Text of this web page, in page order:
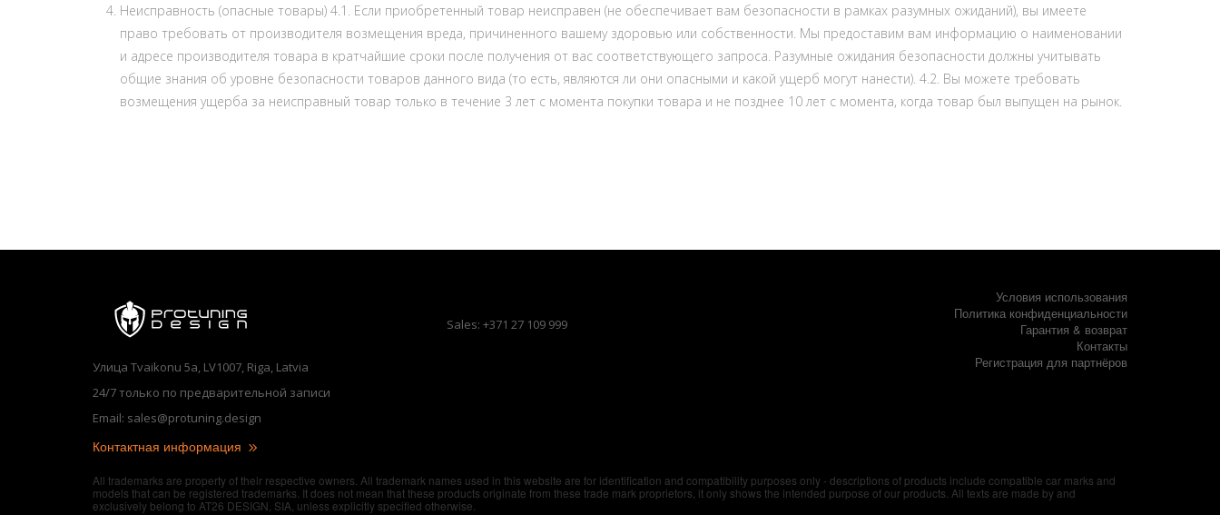
Неисправность (опасные товары) 4.1. Если приобретенный товар неисправен (не обеспечивает вам безопасности в рамках разумных ожиданий), вы имеете
право требовать от производителя возмещения вреда, причиненного вашему здоровью или собственности. Мы предоставим вам информацию о наименовании
и адресе производителя товара в кратчайшие сроки после получения от вас соответствующего запроса. Разумные ожидания безопасности должны учитывать
общие знания об уровне безопасности товаров данного вида (то есть, являются ли они опасными и какой ущерб могут нанести). 4.2. Вы можете требовать
возмещения ущерба за неисправный товар только в течение 3 лет с момента покупки товара и не позднее 10 лет с момента, когда товар был выпущен на рынок.
Улица Tvaikonu 5a, LV1007, Riga, Latvia
24/7 только по предварительной записи
Email: sales@protuning.design
Контактная информация
Sales: +371 27 109 999
Условия использования
Политика конфиденциальности
Гарантия & возврат
Контакты
Регистрация для партнёров
All trademarks are property of their respective owners. All trademark names used in this website are for identification and compatibility purposes only - descriptions of products include compatible car marks and
models that can be registered trademarks. It does not mean that these products originate from these trade mark proprietors, it only shows the intended purpose of our products. All texts are made by and
exclusively belong to AT26 DESIGN, SIA, unless explicitly specified otherwise.